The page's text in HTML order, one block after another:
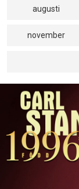
augusti
november